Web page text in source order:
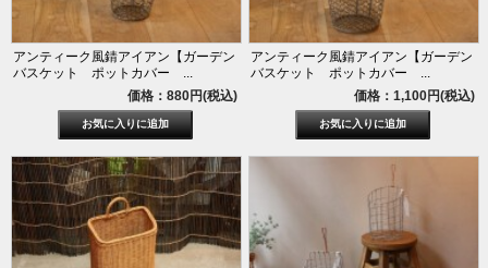
アンティーク風錆アイアン【ガーデン
バスケット ポットカバー ...
価格：880円(税込)
アンティーク風錆アイアン【ガーデン
バスケット ポットカバー ...
価格：1,100円(税込)